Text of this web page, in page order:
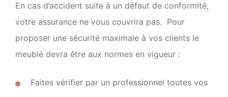
En cas d’accident suite à un défaut de conformité,
votre assurance ne vous couvrira pas. Pour
proposer une sécurité maximale à vos clients le
meublé devra être aux normes en vigueur :
Faites vérifier par un professionnel toutes vos